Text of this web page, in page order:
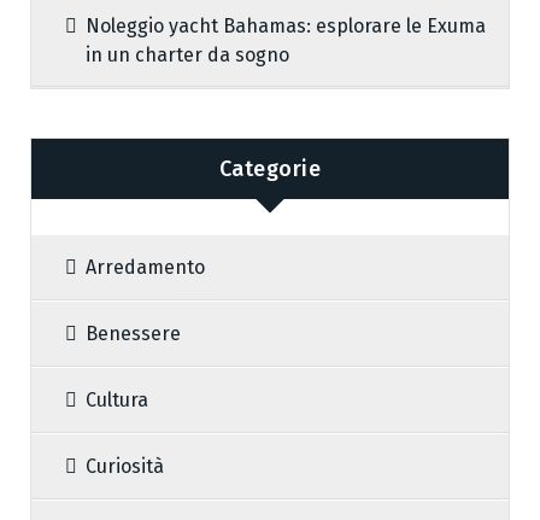
Noleggio yacht Bahamas: esplorare le Exuma
in un charter da sogno
Categorie
Arredamento
Benessere
Cultura
Curiosità